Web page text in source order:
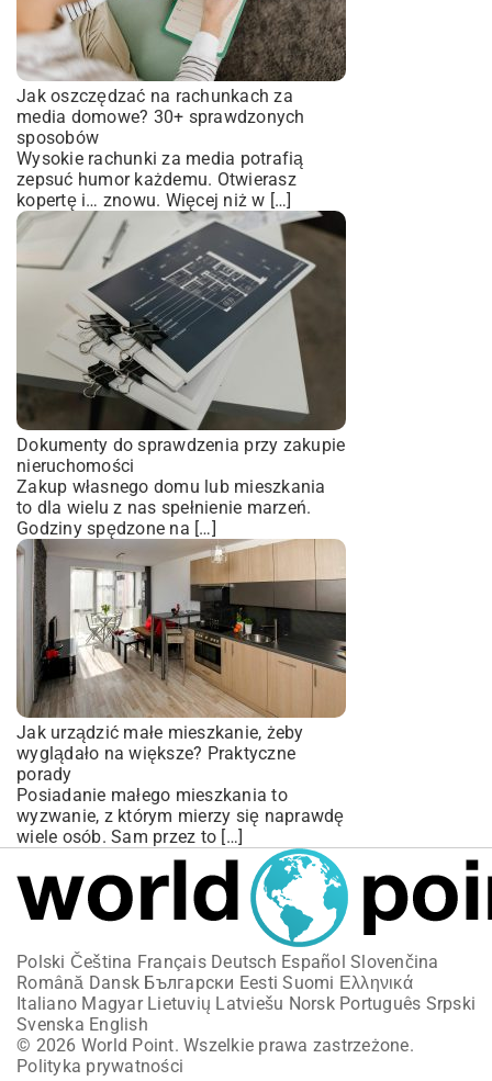
Jak oszczędzać na rachunkach za
media domowe? 30+ sprawdzonych
sposobów
Wysokie rachunki za media potrafią
zepsuć humor każdemu. Otwierasz
kopertę i… znowu. Więcej niż w […]
Dokumenty do sprawdzenia przy zakupie
nieruchomości
Zakup własnego domu lub mieszkania
to dla wielu z nas spełnienie marzeń.
Godziny spędzone na […]
Jak urządzić małe mieszkanie, żeby
wyglądało na większe? Praktyczne
porady
Posiadanie małego mieszkania to
wyzwanie, z którym mierzy się naprawdę
wiele osób. Sam przez to […]
Polski Čeština Français Deutsch Español Slovenčina
Română Dansk Български Eesti Suomi Ελληνικά
Italiano Magyar Lietuvių Latviešu Norsk Português Srpski
Svenska English
© 2026 World Point. Wszelkie prawa zastrzeżone.
Polityka prywatności